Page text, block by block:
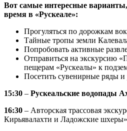
Вот самые интересные
время в «Рускеале»:
Прогуляться по дорожкам
Тайные тропы земли
Попробовать активные
Отправиться на экскурсию
пещерам «Рускеалы» к
Посетить сувенирные ряды
15:30 – Рускеальские водопады
16:30 – Авторская трассовая
Кирьявалахти и Ладожские шхеры»